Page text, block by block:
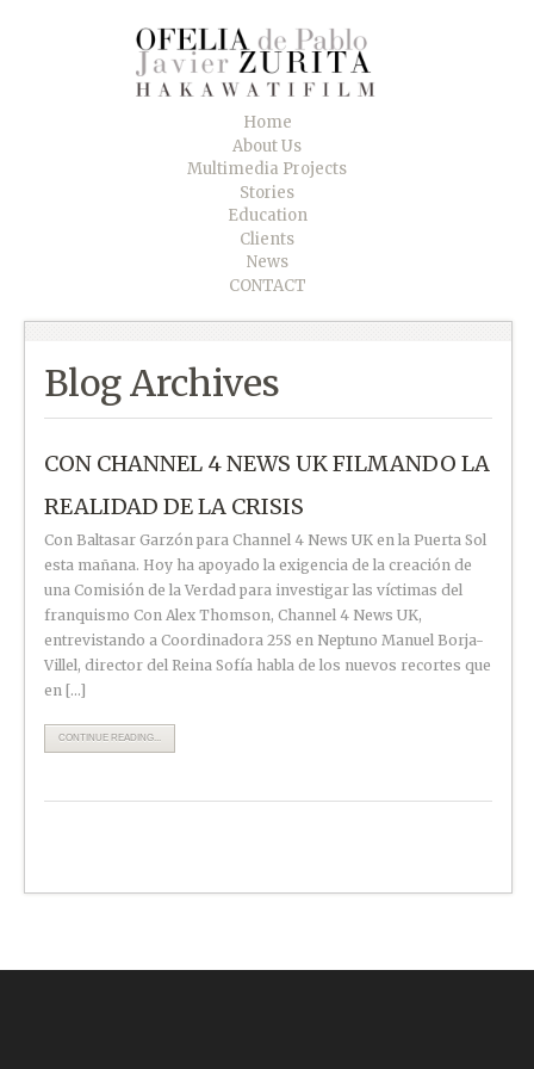
Home
About Us
Multimedia Projects
Stories
Education
Clients
News
CONTACT
Blog Archives
CON CHANNEL 4 NEWS UK FILMANDO LA
REALIDAD DE LA CRISIS
Con Baltasar Garzón para Channel 4 News UK en la Puerta Sol
esta mañana. Hoy ha apoyado la exigencia de la creación de
una Comisión de la Verdad para investigar las víctimas del
franquismo Con Alex Thomson, Channel 4 News UK,
entrevistando a Coordinadora 25S en Neptuno Manuel Borja-
Villel, director del Reina Sofía habla de los nuevos recortes que
en […]
CONTINUE READING...